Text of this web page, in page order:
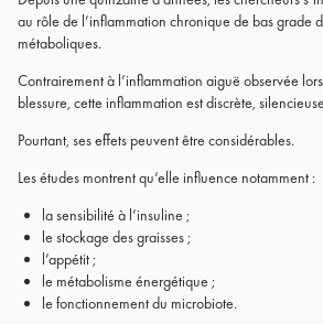
au rôle de l’inflammation chronique de bas grade
métaboliques.
Contrairement à l’inflammation aiguë observée
blessure, cette inflammation est discrète,
Pourtant, ses effets peuvent être considérables.
Les études montrent qu’elle influence notamment :
la sensibilité à l’insuline ;
le stockage des graisses ;
l’appétit ;
le métabolisme énergétique ;
le fonctionnement du microbiote.